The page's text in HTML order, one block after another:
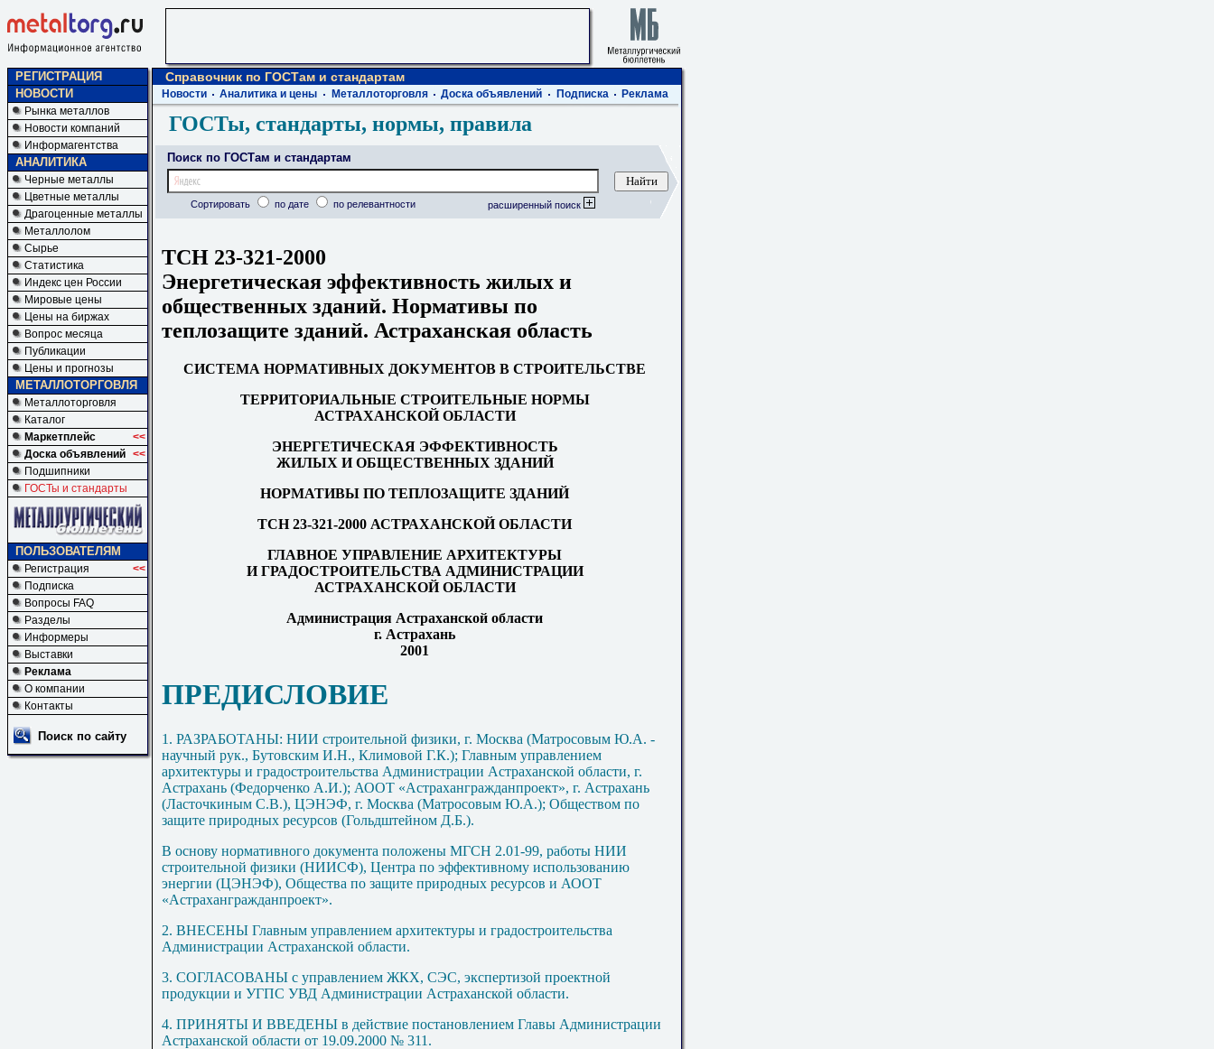
РЕГИСТРАЦИЯ
НОВОСТИ
Рынка металлов
Новости компаний
Информагентства
АНАЛИТИКА
Черные металлы
Цветные металлы
Драгоценные металлы
Металлолом
Сырье
Статистика
Индекс цен России
Мировые цены
Цены на биржах
Вопрос месяца
Публикации
Цены и прогнозы
МЕТАЛЛОТОРГОВЛЯ
Металлоторговля
Каталог
Маркетплейс
<<
Доска объявлений <<
Подшипники
ГОСТы и стандарты
ПОЛЬЗОВАТЕЛЯМ
Регистрация
<<
Подписка
Вопросы FAQ
Разделы
Информеры
Выставки
Реклама
О компании
Контакты
Поиск по сайту
Справочник по ГОСТам и стандартам
Новости Аналитика и цены Металлоторговля Доска объявлений Подписка Реклама
ГОСТы, стандарты, нормы, правила
Поиск по ГОСТам и стандартам
Сортировать по дате по релевантности расширенный поиск
ТСН 23-321-2000
Энергетическая эффективность жилых и
общественных зданий. Нормативы по
теплозащите зданий. Астраханская область
СИСТЕМА НОРМАТИВНЫХ ДОКУМЕНТОВ В СТРОИТЕЛЬСТВЕ
ТЕРРИТОРИАЛЬНЫЕ СТРОИТЕЛЬНЫЕ НОРМЫ
АСТРАХАНСКОЙ ОБЛАСТИ
ЭНЕРГЕТИЧЕСКАЯ ЭФФЕКТИВНОСТЬ
ЖИЛЫХ И ОБЩЕСТВЕННЫХ ЗДАНИЙ
НОРМАТИВЫ ПО ТЕПЛОЗАЩИТЕ ЗДАНИЙ
ТСН 23-321-2000 АСТРАХАНСКОЙ ОБЛАСТИ
ГЛАВНОЕ УПРАВЛЕНИЕ АРХИТЕКТУРЫ
И ГРАДОСТРОИТЕЛЬСТВА АДМИНИСТРАЦИИ
АСТРАХАНСКОЙ ОБЛАСТИ
Администрация Астраханской области
г. Астрахань
2001
ПРЕДИСЛОВИЕ
1. РАЗРАБОТАНЫ: НИИ строительной физики, г. Москва (Матросовым Ю.А. -
научный рук., Бутовским И.Н., Климовой Г.К.); Главным управлением
архитектуры и градостроительства Администрации Астраханской области, г.
Астрахань (Федорченко А.И.); АООТ «Астрахангражданпроект», г. Астрахань
(Ласточкиным С.В.), ЦЭНЭФ, г. Москва (Матросовым Ю.А.); Обществом по
защите природных ресурсов (Гольдштейном Д.Б.).
В основу нормативного документа положены МГСН 2.01-99, работы НИИ
строительной физики (НИИСФ), Центра по эффективному использованию
энергии (ЦЭНЭФ), Общества по защите природных ресурсов и АООТ
«Астрахангражданпроект».
2. ВНЕСЕНЫ Главным управлением архитектуры и градостроительства
Администрации Астраханской области.
3. СОГЛАСОВАНЫ с управлением ЖКХ, СЭС, экспертизой проектной
продукции и УГПС УВД Администрации Астраханской области.
4. ПРИНЯТЫ И ВВЕДЕНЫ в действие постановлением Главы Администрации
Астраханской области от 19.09.2000 № 311.